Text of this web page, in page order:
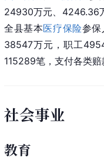
24930万元、4246.36
全县基本医疗保险参
38547万元，职工
115289笔，支付各类
社会事业
教育